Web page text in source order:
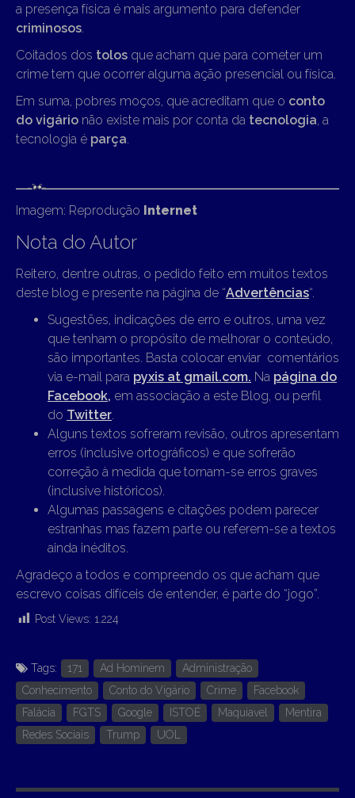
a presença física é mais argumento para defender
criminosos
Coitados dos tolos que acham que para cometer um
crime tem que ocorrer alguma ação presencial ou física.
Em suma, pobres moços, que acreditam que o conto
do vigário não existe mais por conta da tecnologia , a
tecnologia é parça
Imagem: Reprodução Internet
Nota do Autor
Reitero, dentre outras, o pedido feito em muitos textos
deste blog e presente na página de “Advertências“.
Sugestões, indicações de erro e outros, uma vez
que tenham o propósito de melhorar o conteúdo,
são importantes. Basta colocar enviar comentários
via e-mail para pyxis at gmail.com. Na página do
Facebook, em associação a este Blog, ou perfil
do Twitter.
Alguns textos sofreram revisão, outros apresentam
erros (inclusive ortográficos) e que sofrerão
correção à medida que tornam-se erros graves
(inclusive históricos).
Algumas passagens e citações podem parecer
estranhas mas fazem parte ou referem-se a textos
ainda inéditos.
Agradeço a todos e compreendo os que acham que
escrevo coisas difíceis de entender, é parte do “jogo”.
Post Views: 1.224
Tags: 171 Ad Hominem
Administração
Conhecimento
Conto do Vigário Crime
Facebook
Falácia
FGTS Google ISTOÉ Maquiavel
Mentira
Redes Sociais
Trump UOL